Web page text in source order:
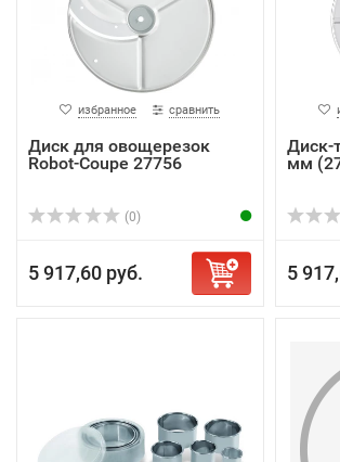
избранное сравнить
Диск для овощерезок
Robot-Coupe 27756
(0)
5 917,60 руб.
Диск-
мм
5